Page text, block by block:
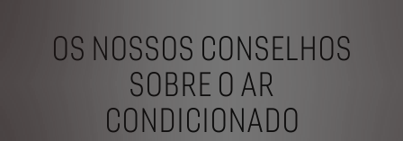
OS NOSSOS CONSELHOS
SOBRE O AR
CONDICIONADO